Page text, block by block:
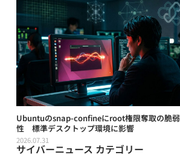
Ubuntuのsnap-confineにroot権限奪取の脆弱
性 標準デスクトップ環境に影響
2026.07.31
サイバーニュース カテゴリー